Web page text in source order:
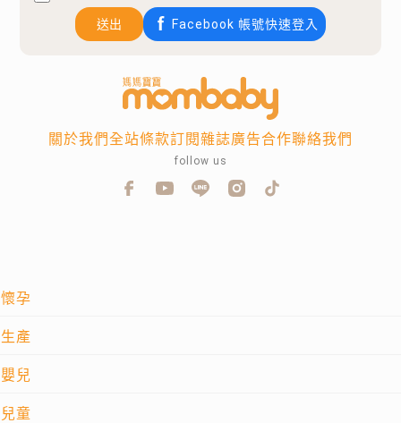
送出 Facebook 帳號快速登入
懷孕
生產
嬰兒
兒童
關於我們全站條款訂閱雜誌廣告合作聯絡我們
follow us